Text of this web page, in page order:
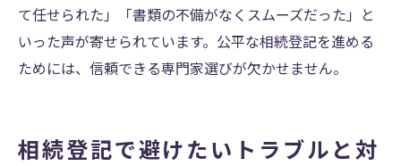
て任せられた」「書類の不備がなくスムーズだった」と
いった声が寄せられています。公平な相続登記を進める
ためには、信頼できる専門家選びが欠かせません。
相続登記で避けたいトラブルと対